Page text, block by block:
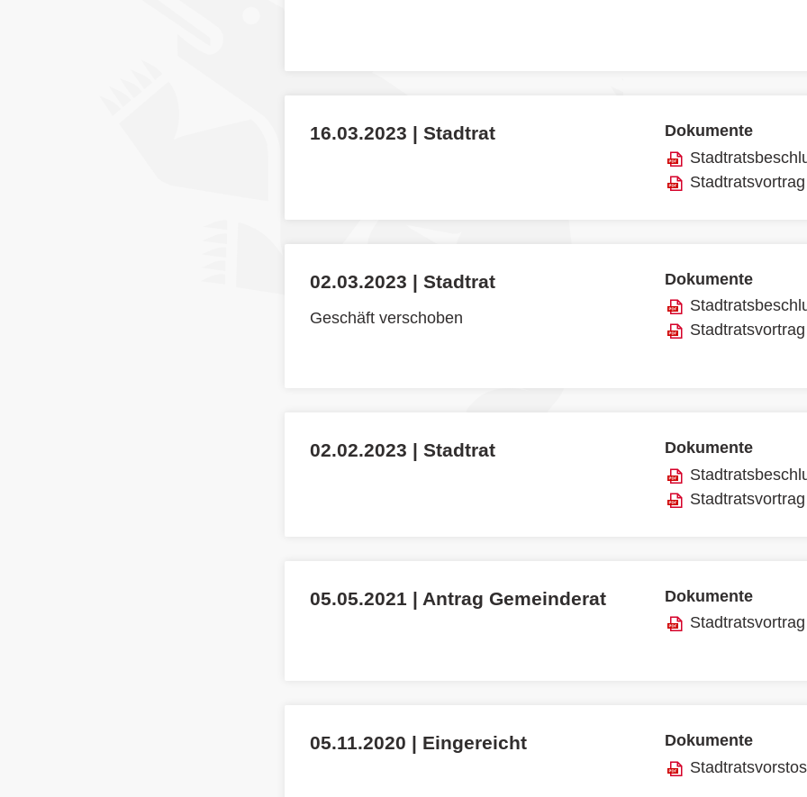
16.03.2023 | Stadtrat
Dokumente
Stadtratsvortrag
02.03.2023 | Stadtrat
Geschäft verschoben
Dokumente
Stadtratsvortrag
02.02.2023 | Stadtrat
Dokumente
Stadtratsvortrag
05.05.2021 | Antrag Gemeinderat
Dokumente
Stadtratsvortrag
05.11.2020 | Eingereicht
Dokumente